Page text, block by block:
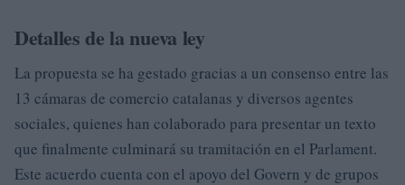
Detalles de la nueva ley
La propuesta se ha gestado gracias a un consenso entre las
13 cámaras de comercio catalanas y diversos agentes
sociales, quienes han colaborado para presentar un texto
que finalmente culminará su tramitación en el Parlament.
Este acuerdo cuenta con el apoyo del Govern y de grupos